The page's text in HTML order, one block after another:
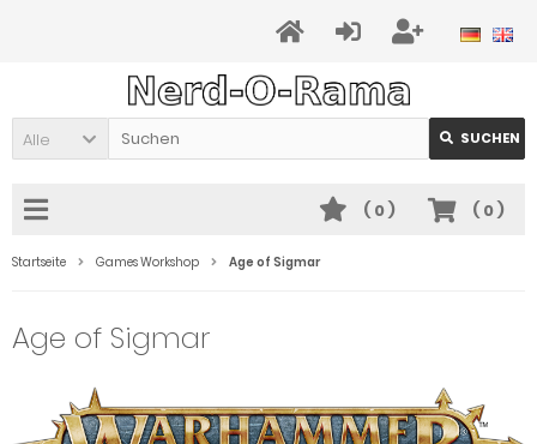
Alle SUCHEN
( 0)
( 0)
Startseite Games Workshop Age of Sigmar
Age of Sigmar